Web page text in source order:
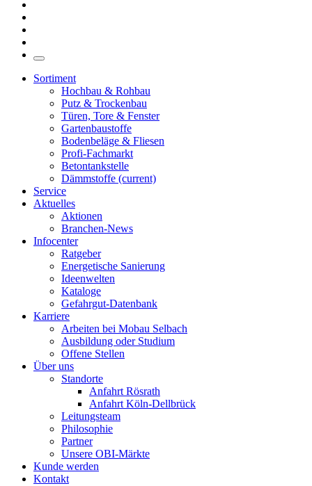
Sortiment
Hochbau & Rohbau
Putz & Trockenbau
Türen, Tore & Fenster
Gartenbaustoffe
Bodenbeläge & Fliesen
Profi-Fachmarkt
Betontankstelle
Dämmstoffe (current)
Service
Aktuelles
Aktionen
Branchen-News
Infocenter
Ratgeber
Energetische Sanierung
Ideenwelten
Kataloge
Gefahrgut-Datenbank
Karriere
Arbeiten bei Mobau Selbach
Ausbildung oder Studium
Offene Stellen
Über uns
Standorte
Anfahrt Rösrath
Anfahrt Köln-Dellbrück
Leitungsteam
Philosophie
Partner
Unsere OBI-Märkte
Kunde werden
Kontakt